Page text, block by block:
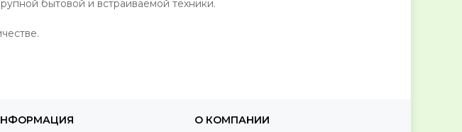
бытовой и встраиваемой техники.
О КОМПАНИИ